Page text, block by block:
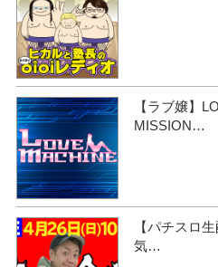
【ラブ嬢】
MISSION…
【パチスロ
気…